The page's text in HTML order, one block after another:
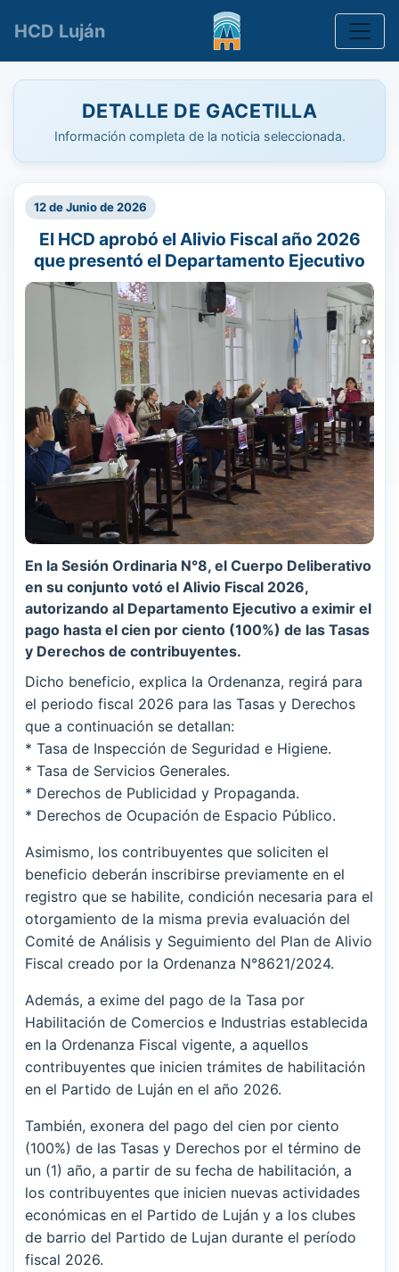
HCD Luján
DETALLE DE GACETILLA
Información completa de la noticia seleccionada.
12 de Junio de 2026
El HCD aprobó el Alivio Fiscal año 2026
que presentó el Departamento Ejecutivo
En la Sesión Ordinaria N°8, el Cuerpo Deliberativo
en su conjunto votó el Alivio Fiscal 2026,
autorizando al Departamento Ejecutivo a eximir el
pago hasta el cien por ciento (100%) de las Tasas
y Derechos de contribuyentes.
Dicho beneficio, explica la Ordenanza, regirá para
el periodo fiscal 2026 para las Tasas y Derechos
que a continuación se detallan:
* Tasa de Inspección de Seguridad e Higiene.
* Tasa de Servicios Generales.
* Derechos de Publicidad y Propaganda.
* Derechos de Ocupación de Espacio Público.
Asimismo, los contribuyentes que soliciten el
beneficio deberán inscribirse previamente en el
registro que se habilite, condición necesaria para el
otorgamiento de la misma previa evaluación del
Comité de Análisis y Seguimiento del Plan de Alivio
Fiscal creado por la Ordenanza N°8621/2024.
Además, a exime del pago de la Tasa por
Habilitación de Comercios e Industrias establecida
en la Ordenanza Fiscal vigente, a aquellos
contribuyentes que inicien trámites de habilitación
en el Partido de Luján en el año 2026.
También, exonera del pago del cien por ciento
(100%) de las Tasas y Derechos por el término de
un (1) año, a partir de su fecha de habilitación, a
los contribuyentes que inicien nuevas actividades
económicas en el Partido de Luján y a los clubes
de barrio del Partido de Lujan durante el período
fiscal 2026.